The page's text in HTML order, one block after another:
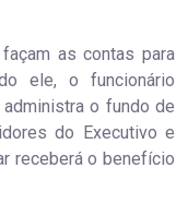
as contas para
ele, o funcionário
o fundo de
do Executivo e
receberá o benefício